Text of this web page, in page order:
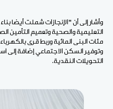
وأشار إلى أن "الإنجازات شملت أيضا
مئات البنى المائية وربط قرى
وتوفير السكن الاجتماعي إضافة إلى
التحويلات النقدية.